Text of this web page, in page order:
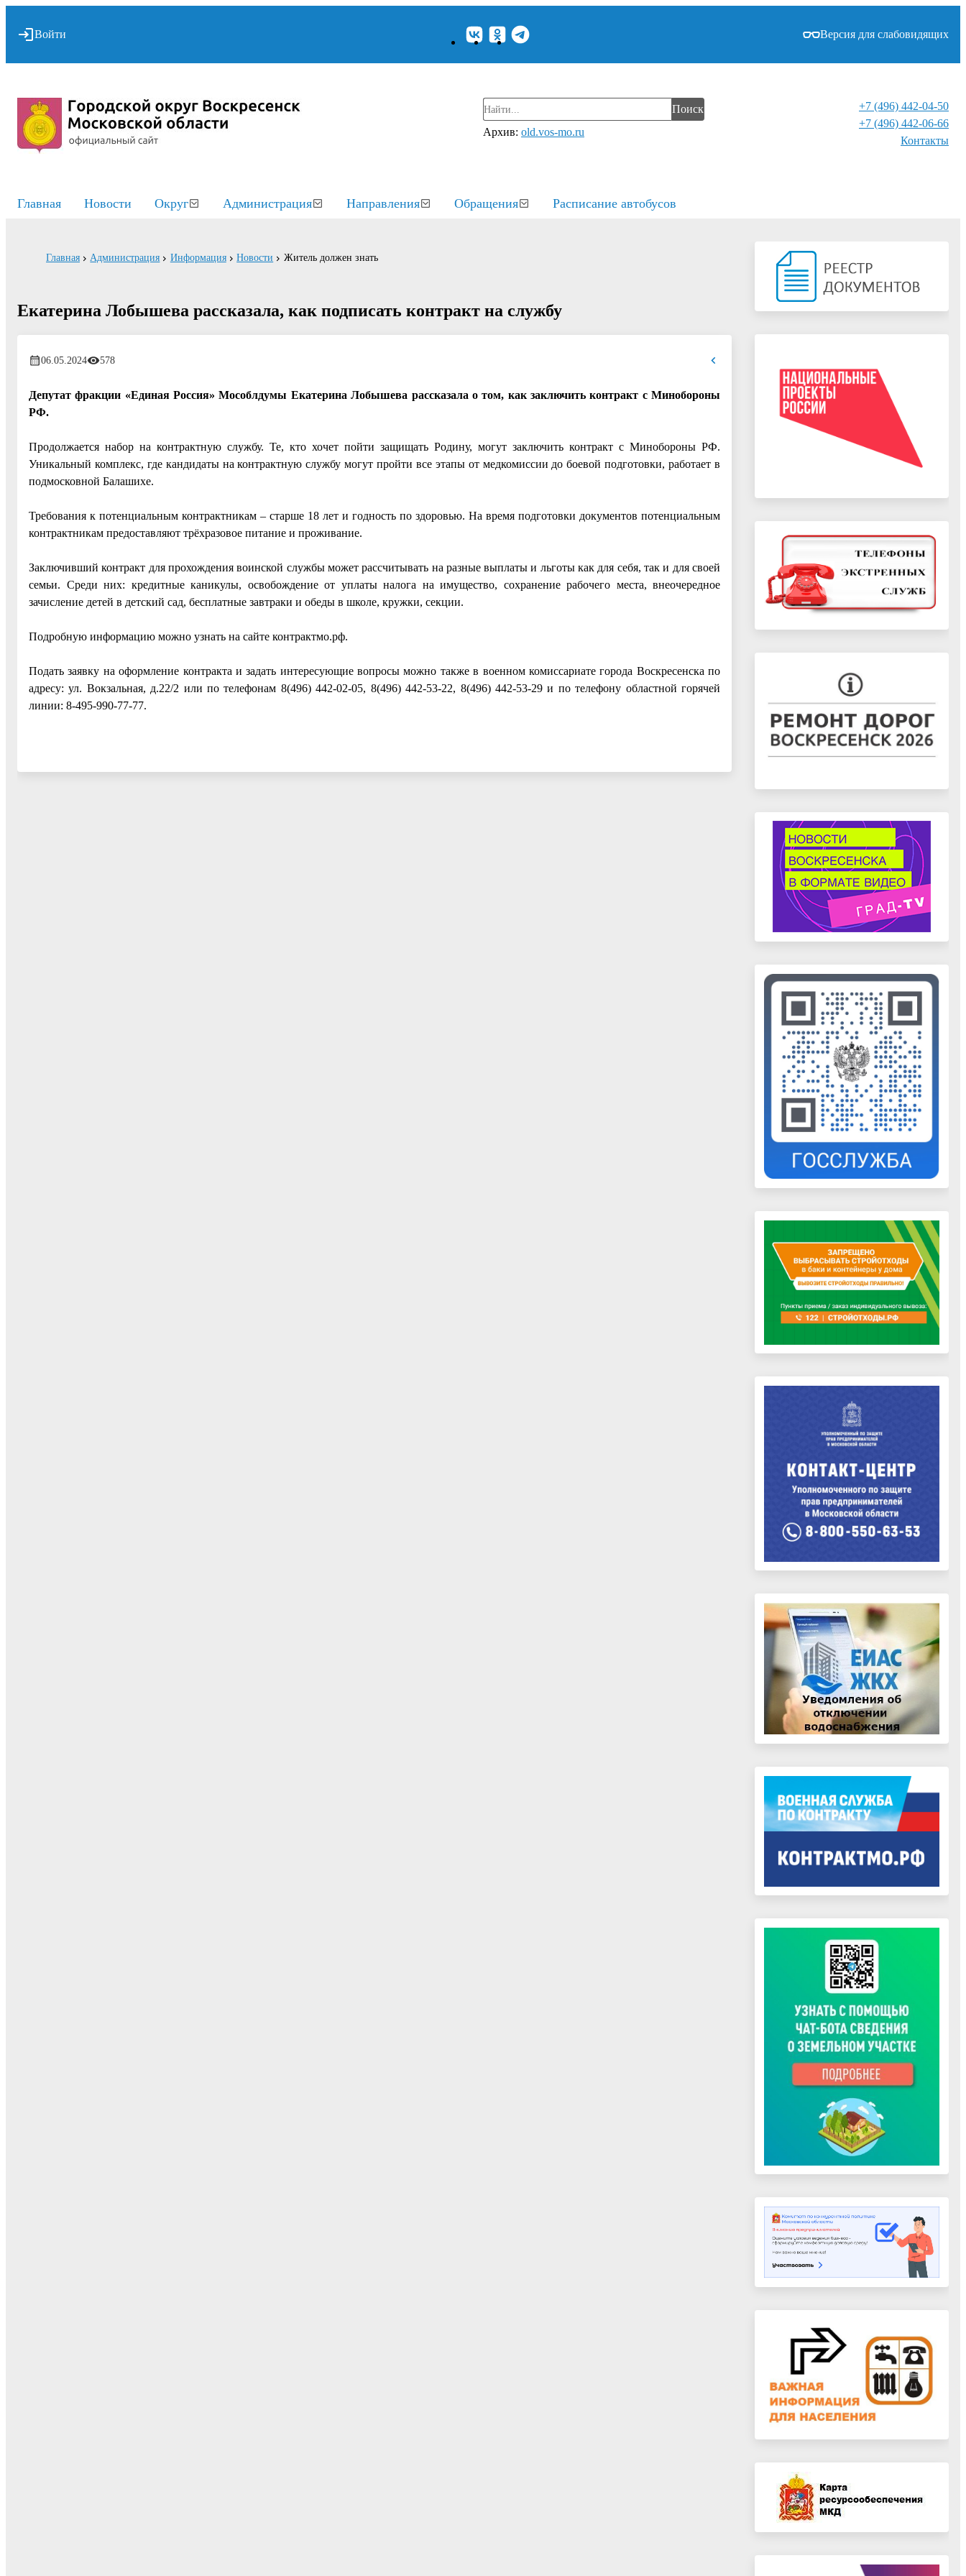
Войти Версия для слабовидящих
Поиск
Архив: old.vos-mo.ru
+7 (496) 442-04-50
+7 (496) 442-06-66
Контакты⁠
Главная Новости Округ Администрация Направления Обращения Расписание автобусов
Главная Администрация Информация Новости Житель должен знать
Екатерина Лобышева рассказала, как подписать контракт на службу
06.05.2024 578
Депутат фракции «Единая Россия» Мособлдумы Екатерина Лобышева рассказала о том, как заключить контракт с Минобороны
РФ.
Продолжается набор на контрактную службу. Те, кто хочет пойти защищать Родину, могут заключить контракт с Минобороны РФ.
Уникальный комплекс, где кандидаты на контрактную службу могут пройти все этапы от медкомиссии до боевой подготовки, работает в
подмосковной Балашихе.
Требования к потенциальным контрактникам – старше 18 лет и годность по здоровью. На время подготовки документов потенциальным
контрактникам предоставляют трёхразовое питание и проживание.
Заключивший контракт для прохождения воинской службы может рассчитывать на разные выплаты и льготы как для себя, так и для своей
семьи. Среди них: кредитные каникулы, освобождение от уплаты налога на имущество, сохранение рабочего места, внеочередное
зачисление детей в детский сад, бесплатные завтраки и обеды в школе, кружки, секции.
Подробную информацию можно узнать на сайте контрактмо.рф.
Подать заявку на оформление контракта и задать интересующие вопросы можно также в военном комиссариате города Воскресенска по
адресу: ул. Вокзальная, д.22/2 или по телефонам 8(496) 442-02-05, 8(496) 442-53-22, 8(496) 442-53-29 и по телефону областной горячей
линии: 8-495-990-77-77.